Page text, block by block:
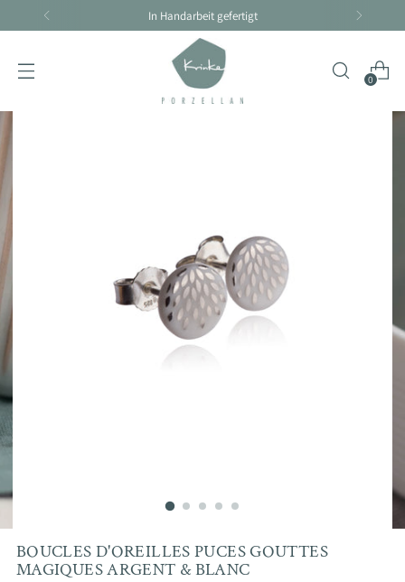
Handarbeit braucht seine Zeit - Lieferzeit 4-10 Tage
0
BOUCLES D'OREILLES PUCES GOUTTES
MAGIQUES ARGENT & BLANC